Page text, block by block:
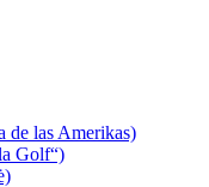
de las Amerikas)
Golf“)